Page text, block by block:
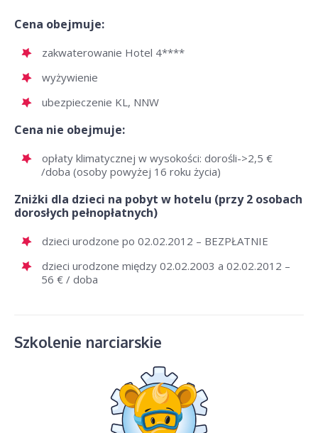
Cena obejmuje:
zakwaterowanie Hotel 4****
wyżywienie
ubezpieczenie KL, NNW
Cena nie obejmuje:
opłaty klimatycznej w wysokości: dorośli->2,5 €
/doba (osoby powyżej 16 roku życia)
Zniżki dla dzieci na pobyt w hotelu (przy 2 osobach
dorosłych pełnopłatnych)
dzieci urodzone po 02.02.2012 – BEZPŁATNIE
dzieci urodzone między 02.02.2003 a 02.02.2012 –
56 € / doba
Szkolenie narciarskie